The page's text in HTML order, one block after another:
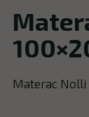
Materac Nolli